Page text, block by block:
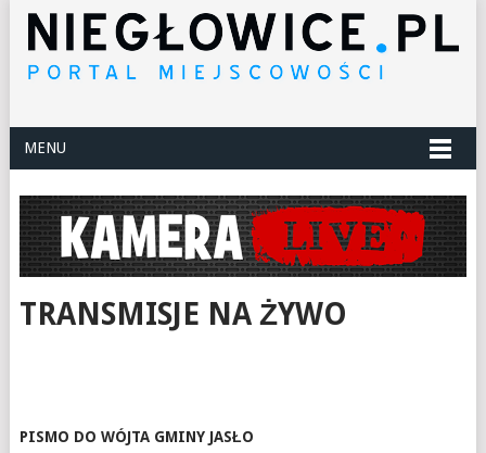
MENU
TRANSMISJE NA ŻYWO
PISMO DO WÓJTA GMINY JASŁO